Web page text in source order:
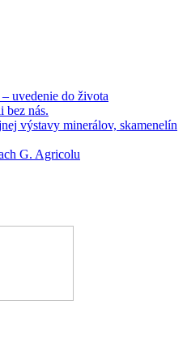
uvedenie do života
bez nás.
výstavy minerálov, skamenelín
G. Agricolu